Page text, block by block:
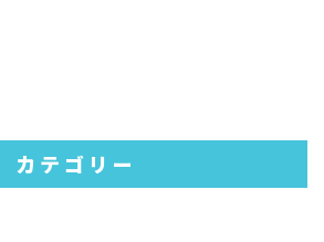
カテゴリー